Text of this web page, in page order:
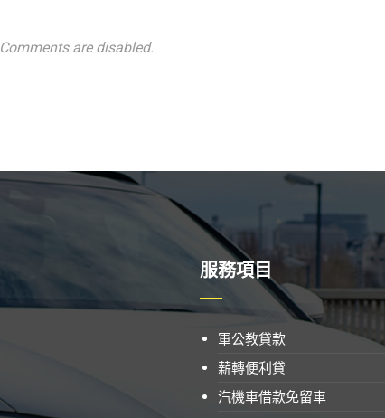
Comments are disabled.
服務項目
軍公教貸款
薪轉便利貸
汽機車借款免留車